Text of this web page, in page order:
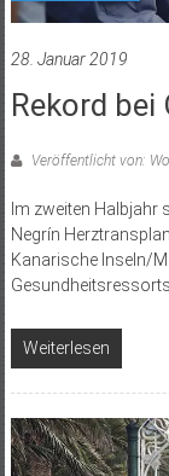
28. Januar 2019
Rekord bei
Veröffentlicht von:
Im zweiten
Negrín
Kanarische Inseln/
Weiterlesen